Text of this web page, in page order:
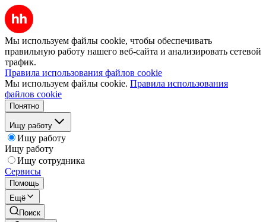
Мы используем файлы cookie, чтобы обеспечивать
правильную работу нашего веб-сайта и анализировать сетевой
трафик.
Правила использования файлов cookie
Мы используем файлы cookie. Правила использования
файлов cookie
Понятно
Ищу работу
Ищу работу
Ищу работу
Ищу сотрудника
Сервисы
Помощь
Ещё
Поиск